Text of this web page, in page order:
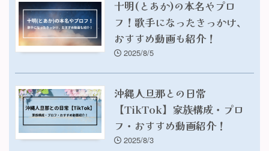
十明(とあか)の本名やプロ
フ！歌手になったきっかけ、
おすすめ動画も紹介！
2025/8/5
沖縄人旦那との日常
【TikTok】家族構成・プロ
フ・おすすめ動画紹介！
2025/8/3